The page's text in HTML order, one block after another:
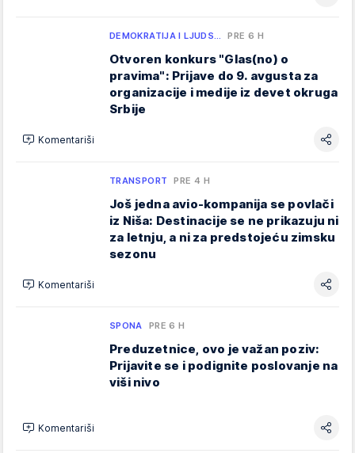
DEMOKRATIJA I LJUDS… PRE 6 H
Otvoren konkurs "Glas(no) o
pravima": Prijave do 9. avgusta za
organizacije i medije iz devet okruga
Srbije
Komentariši
TRANSPORT PRE 4 H
Još jedna avio-kompanija se povlači
iz Niša: Destinacije se ne prikazuju ni
za letnju, a ni za predstojeću zimsku
sezonu
Komentariši
SPONA PRE 6 H
Preduzetnice, ovo je važan poziv:
Prijavite se i podignite poslovanje na
viši nivo
Komentariši